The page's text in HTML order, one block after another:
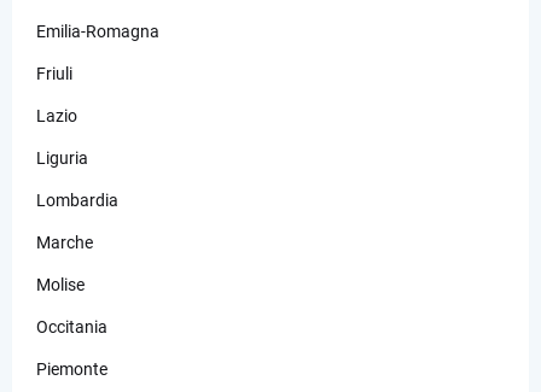
Emilia-Romagna
Friuli
Lazio
Liguria
Lombardia
Marche
Molise
Occitania
Piemonte